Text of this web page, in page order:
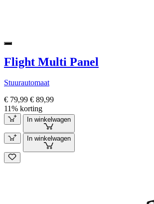
Flight Multi Panel
Stuurautomaat
€ 79,99 € 89,99
11% korting
In winkelwagen
In winkelwagen